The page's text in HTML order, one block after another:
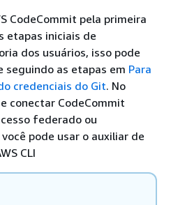
CodeCommit pela primeira
etapas iniciais de
dos usuários, isso pode
as etapas em Para
credenciais do Git. No
conectar CodeCommit
federado ou
pode usar o auxiliar de
CLI